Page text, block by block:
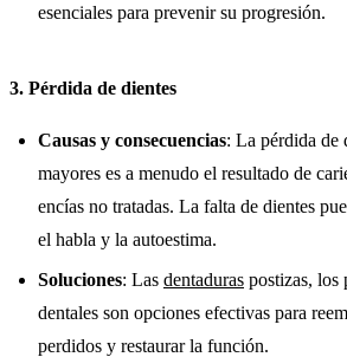
esenciales para prevenir su progresión.
3. Pérdida de dientes
Causas y consecuencias: La pérdida de
mayores es a menudo el resultado de
encías no tratadas. La falta de dientes
el habla y la autoestima.
Soluciones: Las dentaduras postizas, los
dentales son opciones efectivas para
perdidos y restaurar la función.